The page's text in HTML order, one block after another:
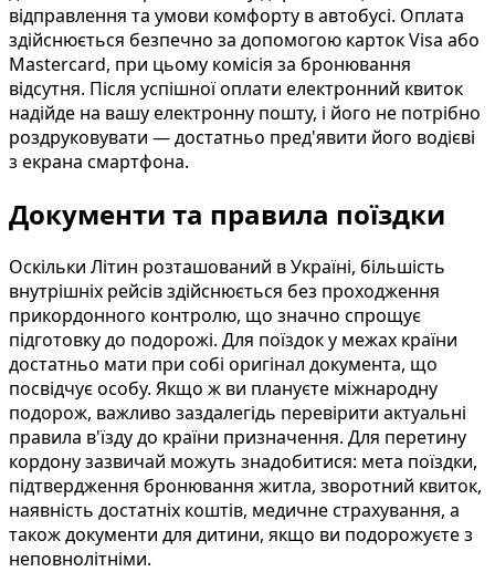
відправлення та умови комфорту в автобусі. Оплата
здійснюється безпечно за допомогою карток Visa або
Mastercard, при цьому комісія за бронювання
відсутня. Після успішної оплати електронний квиток
надійде на вашу електронну пошту, і його не потрібно
роздруковувати — достатньо пред'явити його водієві
з екрана смартфона.
Документи та правила поїздки
Оскільки Літин розташований в Україні, більшість
внутрішніх рейсів здійснюється без проходження
прикордонного контролю, що значно спрощує
підготовку до подорожі. Для поїздок у межах країни
достатньо мати при собі оригінал документа, що
посвідчує особу. Якщо ж ви плануєте міжнародну
подорож, важливо заздалегідь перевірити актуальні
правила в'їзду до країни призначення. Для перетину
кордону зазвичай можуть знадобитися: мета поїздки,
підтвердження бронювання житла, зворотний квиток,
наявність достатніх коштів, медичне страхування, а
також документи для дитини, якщо ви подорожуєте з
неповнолітніми.